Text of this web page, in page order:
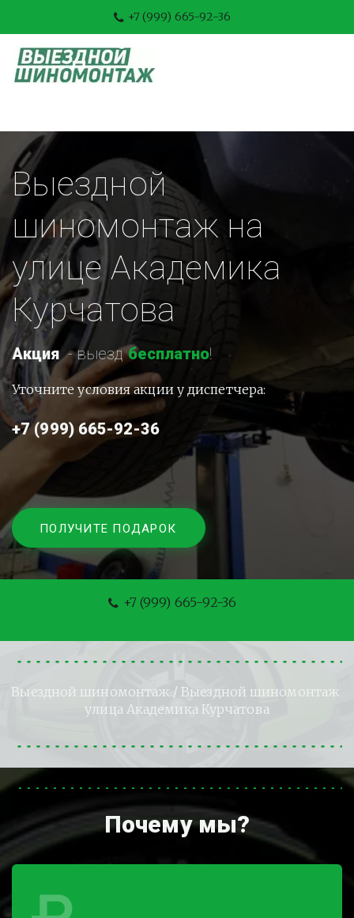
+7 (999) 665-92-36
Выездной
шиномонтаж на
улице Академика
Курчатова
Акция - выезд бесплатно!
Уточните условия акции у диспетчера:
+7 (999) 665-92-36
ПОЛУЧИТЕ ПОДАРОК
+7 (999) 665-92-36
Выездной шиномонтаж / Выездной шиномонтаж
улица Академика Курчатова
Почему мы?